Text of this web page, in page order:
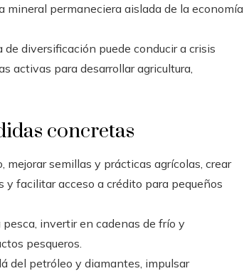
mineral permaneciera aislada de la economía
diversificación puede conducir a crisis
activas para desarrollar agricultura,
concretas
mejorar semillas y prácticas agrícolas, crear
facilitar acceso a crédito para pequeños
invertir en cadenas de frío y
pesqueros.
del petróleo y diamantes, impulsar